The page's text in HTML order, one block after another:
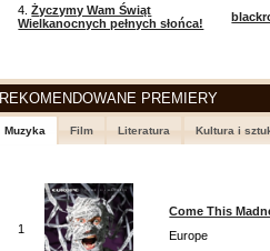
4.Życzymy Wam Świąt
Wielkanocnych pełnych słońca!
REKOMENDOWANE PREMIERY
Muzyka Film Literatura Kultura i
1
Come This
Europe